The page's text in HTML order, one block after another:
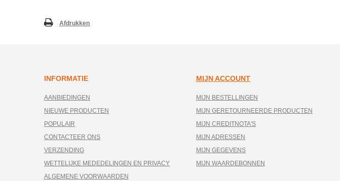
Afdrukken
INFORMATIE
AANBIEDINGEN
NIEUWE PRODUCTEN
POPULAIR
CONTACTEER ONS
VERZENDING
WETTELIJKE MEDEDELINGEN EN PRIVACY
ALGEMENE VOORWAARDEN
MIJN ACCOUNT
MIJN BESTELLINGEN
MIJN GERETOURNEERDE PRODUCTEN
MIJN CREDITNOTA'S
MIJN ADRESSEN
MIJN GEGEVENS
MIJN WAARDEBONNEN